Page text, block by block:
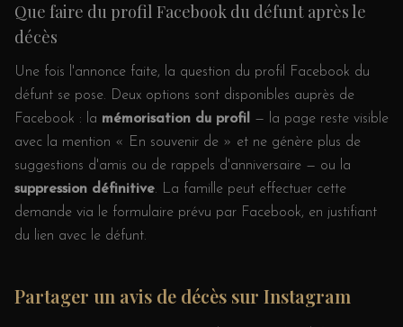
Que faire du profil Facebook du défunt après le
décès
Une fois l'annonce faite, la question du profil Facebook du
défunt se pose. Deux options sont disponibles auprès de
Facebook : la mémorisation du profil
— la page reste visible
avec la mention « En souvenir de » et ne génère plus de
suggestions d'amis ou de rappels d'anniversaire — ou la
suppression définitive. La famille peut effectuer cette
demande via le formulaire prévu par Facebook, en justifiant
du lien avec le défunt.
Partager un avis de décès sur Instagram